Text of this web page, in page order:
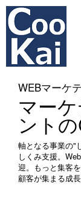
WEBマーケ
マー
ント
軸となる事業の"
しくみ支援。
迎。もっと集客
顧客が集まる成